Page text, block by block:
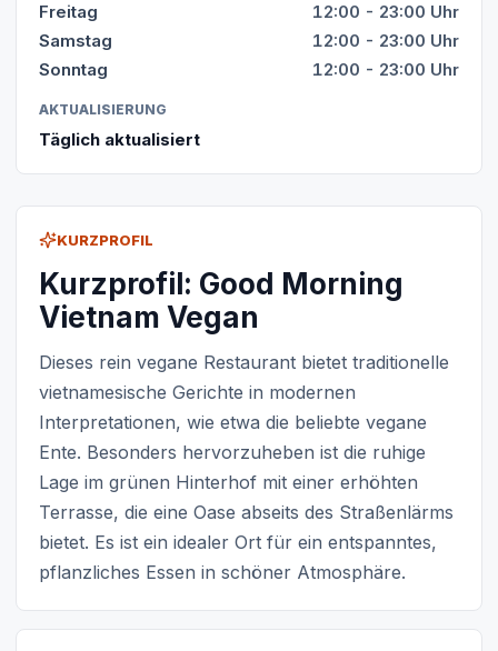
KURZPROFIL
Kurzprofil: Good Morning
Vietnam Vegan
Dieses rein vegane Restaurant bietet traditionelle
vietnamesische Gerichte in modernen
Interpretationen, wie etwa die beliebte vegane
Ente. Besonders hervorzuheben ist die ruhige
Lage im grünen Hinterhof mit einer erhöhten
Terrasse, die eine Oase abseits des Straßenlärms
bietet. Es ist ein idealer Ort für ein entspanntes,
pflanzliches Essen in schöner Atmosphäre.
Freitag
12:00 - 23:00 Uhr
Samstag
12:00 - 23:00 Uhr
Sonntag
12:00 - 23:00 Uhr
AKTUALISIERUNG
Täglich aktualisiert